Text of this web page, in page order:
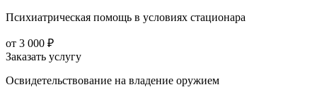
Психиатрическая помощь в условиях стационара
от 3 000 ₽
Заказать услугу
Освидетельствование на владение оружием